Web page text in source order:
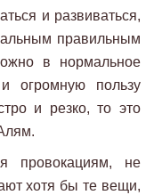
и развиваться,
правильным
в нормальное
огромную пользу
и резко, то это
провокациям, не
хотя бы те вещи,